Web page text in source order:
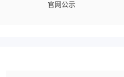
官网公示